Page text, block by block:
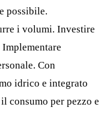
possibile.
i volumi. Investire
Con
idrico e integrato
consumo per pezzo e